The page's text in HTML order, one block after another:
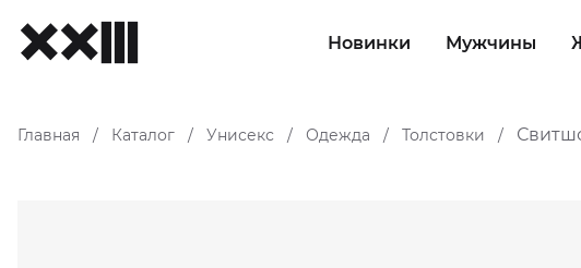
Новинки Мужчины
Главная / Каталог / Унисекс / Одежда / Толстовки /